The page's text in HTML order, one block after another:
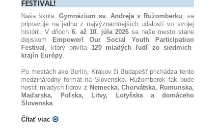
FESTIVAL!
Naša škola,Gymnázium sv. Andreja v Ružomberku , sa
pripravuje na jednu z najvýznamnejších udalostí vo svojej
histórii. V dňoch6. až 10. júla 2026 sa naše mesto stane
dejiskom
Empower! Our Social Youth Participation
Festival
, ktorý privíta 120 mladých ľudí zo siedmich
krajín Európy
Po mestách ako Berlín, Krakov či Budapešť prichádza tento
medzinárodný formát na Slovensko. Ružomberok tak bude
hostiť mladých lídrov z Nemecka, Chorvátska, Rumunska,
Maďarska, Poľska, Litvy, Lotyšska a domáceho
Slovenska
Čítať viac